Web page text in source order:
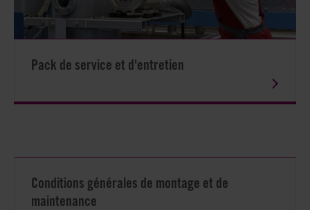
Pack de service et d'entretien
Conditions générales de montage et de
maintenance